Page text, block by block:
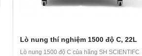
Lò nung thí nghiệm 1500 độ C, 22L
Lò nung 1500 độ C của hãng SH SCIENTIFC